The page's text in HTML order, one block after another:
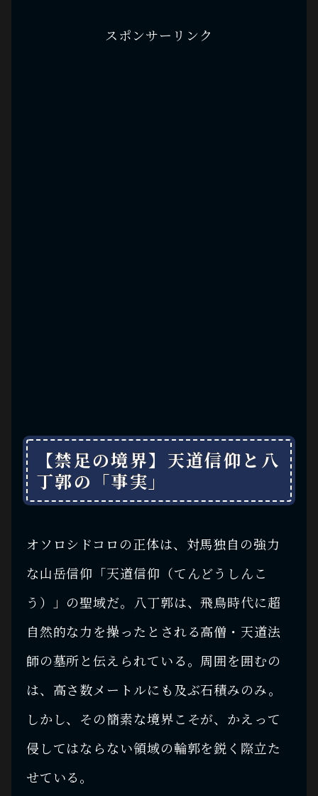
スポンサーリンク
【禁足の境界】天道信仰と八
丁郭の「事実」
オソロシドコロの正体は、対馬独自の強力
な山岳信仰「天道信仰（てんどうしんこ
う）」の聖域だ。八丁郭は、飛鳥時代に超
自然的な力を操ったとされる高僧・天道法
師の墓所と伝えられている。周囲を囲むの
は、高さ数メートルにも及ぶ石積みのみ。
しかし、その簡素な境界こそが、かえって
侵してはならない領域の輪郭を鋭く際立た
せている。